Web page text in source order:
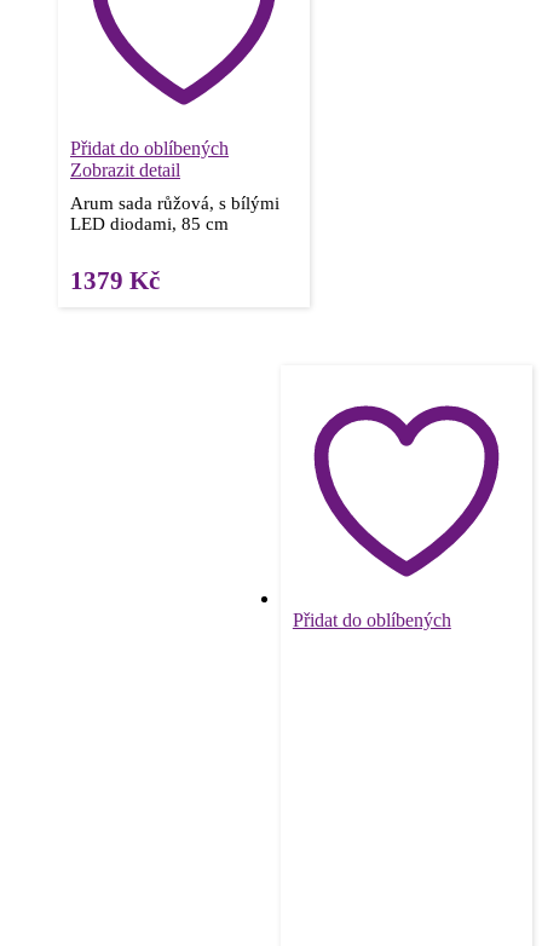
Přidat do oblíbených
Zobrazit detail
Arum sada růžová, s bílými
LED diodami, 85 cm
1379 Kč
Přidat do oblíbených